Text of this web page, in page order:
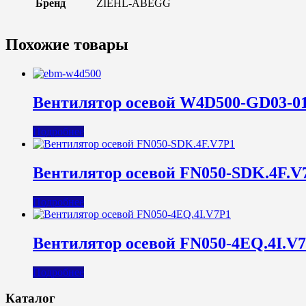
Бренд ZIEHL-ABEGG
Похожие товары
Вентилятор осевой W4D500-GD03-
Подробнее
Вентилятор осевой FN050-
Подробнее
Вентилятор осевой FN050-
Подробнее
Каталог